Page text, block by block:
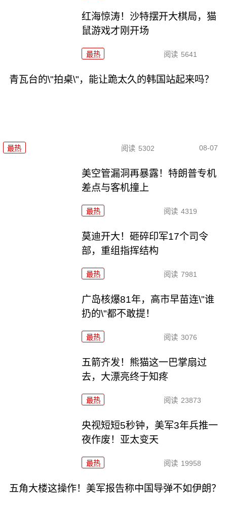
红海惊涛！沙特摆开大棋局，猫
鼠游戏才刚开场
最热 阅读 5641
青瓦台的\"拍桌\"，能让跪太久的韩国站起来吗？
最热 阅读 5302 08-07
美空管漏洞再暴露！特朗普专机
差点与客机撞上
最热 阅读 4319
莫迪开大！砸碎印军17个司令
部，重组指挥结构
最热 阅读 7981
广岛核爆81年，高市早苗连\"谁
扔的\"都不敢提！
最热 阅读 3076
五箭齐发！熊猫这一巴掌扇过
去，大漂亮终于知疼
最热 阅读 23873
央视短短5秒钟，美军3年兵推一
夜作废！亚太变天
最热 阅读 19958
五角大楼这操作！美军报告称中国导弹不如伊朗？